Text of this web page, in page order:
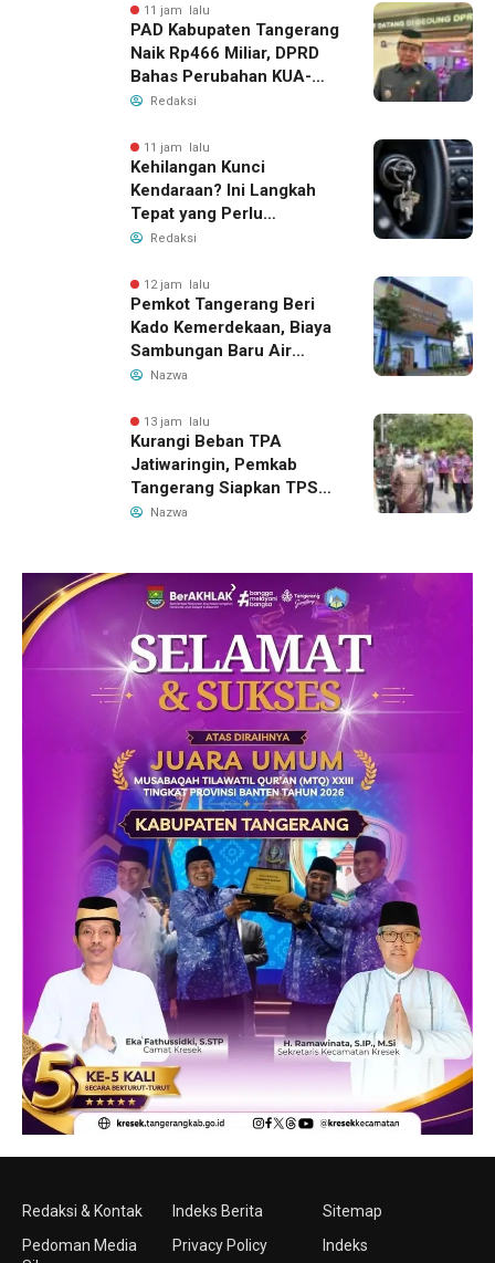
11 jam lalu
PAD Kabupaten Tangerang
Naik Rp466 Miliar, DPRD
Bahas Perubahan KUA-
PPAS 2026
Redaksi
11 jam lalu
Kehilangan Kunci
Kendaraan? Ini Langkah
Tepat yang Perlu
Dilakukan
Redaksi
12 jam lalu
Pemkot Tangerang Beri
Kado Kemerdekaan, Biaya
Sambungan Baru Air
Bersih Dipangkas Jadi
Nazwa
13 jam lalu
Kurangi Beban TPA
Jatiwaringin, Pemkab
Tangerang Siapkan TPS3R
Baru di Tigaraksa
Nazwa
Redaksi & Kontak
Pedoman Media
Indeks Berita
Privacy Policy
Sitemap
Indeks